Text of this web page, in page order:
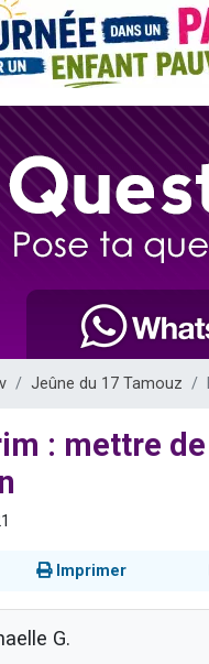
4 personnes
3 personnes
Odaya vient de
3 personnes
2 personnes
13 personnes
Il reste 49
12 nouvelles
29 personnes
Jeûne du 17 Tamouz
: mettre
Imprimer
G.